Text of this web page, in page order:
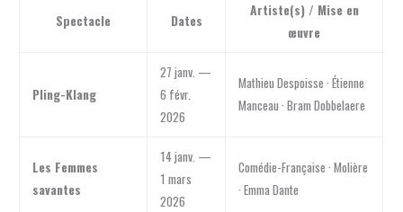
Spectacle Dates
Artiste(s) / Mise en
œuvre
Pling-Klang
27 janv. —
6 févr.
2026
Mathieu Despoisse · Étienne
Manceau · Bram Dobbelaere
Les Femmes
savantes
14 janv. —
1 mars
2026
Comédie-Française · Molière
· Emma Dante